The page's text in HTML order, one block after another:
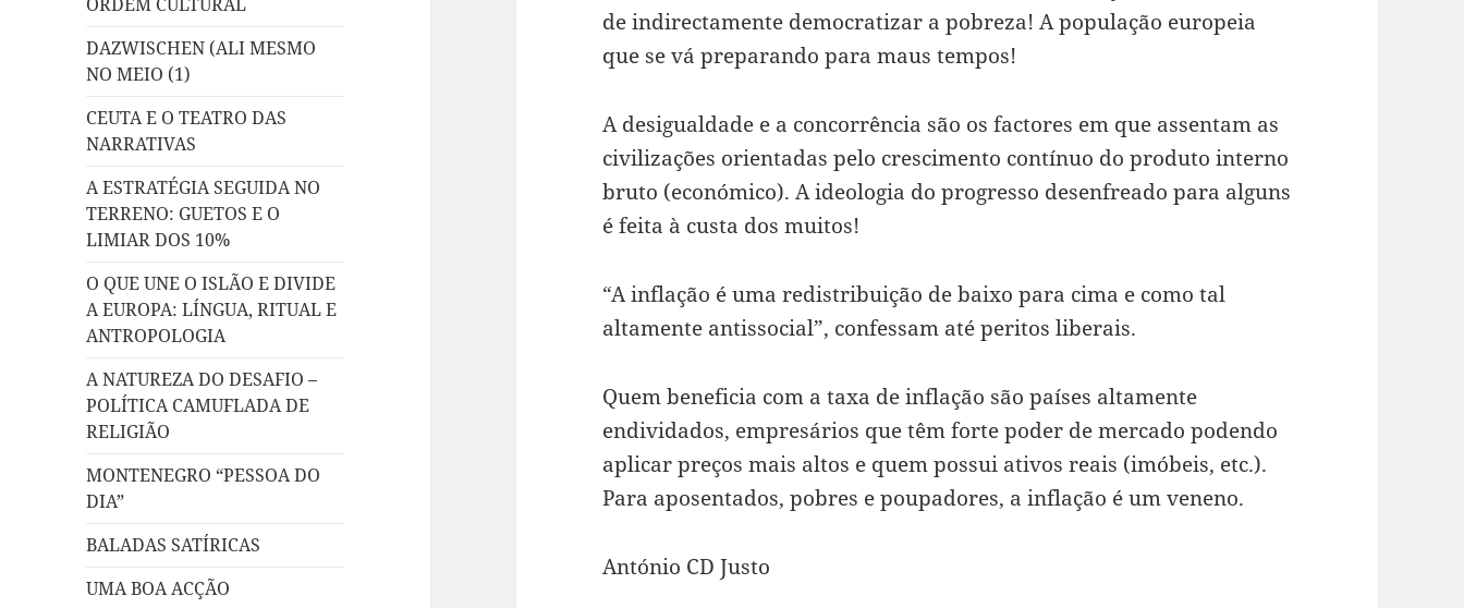
DAZWISCHEN (ALI MESMO
NO MEIO (1)
CEUTA E O TEATRO DAS
NARRATIVAS
A ESTRATÉGIA SEGUIDA NO
TERRENO: GUETOS E O
LIMIAR DOS 10%
O QUE UNE O ISLÃO E DIVIDE
A EUROPA: LÍNGUA, RITUAL E
ANTROPOLOGIA
A NATUREZA DO DESAFIO –
POLÍTICA CAMUFLADA DE
RELIGIÃO
MONTENEGRO “PESSOA DO
DIA”
BALADAS SATÍRICAS
UMA BOA ACÇÃO
de indirectamente democratizar a pobreza! A população europeia
que se vá preparando para maus tempos!
A desigualdade e a concorrência são os factores em que assentam as
civilizações orientadas pelo crescimento contínuo do produto interno
bruto (económico). A ideologia do progresso desenfreado para alguns
é feita à custa dos muitos!
“A inflação é uma redistribuição de baixo para cima e como tal
altamente antissocial”, confessam até peritos liberais.
Quem beneficia com a taxa de inflação são países altamente
endividados, empresários que têm forte poder de mercado podendo
aplicar preços mais altos e quem possui ativos reais (imóbeis, etc.).
Para aposentados, pobres e poupadores, a inflação é um veneno.
António CD Justo